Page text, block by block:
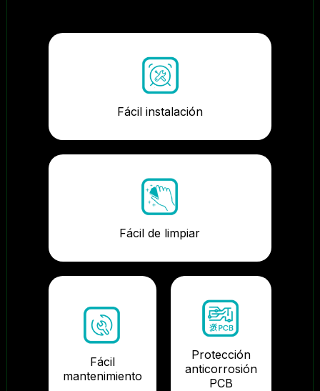
Fácil instalación
Fácil de limpiar
Fácil
mantenimiento
Protección
anticorrosión
PCB